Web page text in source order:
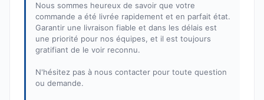
Nous sommes heureux de savoir que votre
commande a été livrée rapidement et en parfait état.
Garantir une livraison fiable et dans les délais est
une priorité pour nos équipes, et il est toujours
gratifiant de le voir reconnu.
N'hésitez pas à nous contacter pour toute question
ou demande.